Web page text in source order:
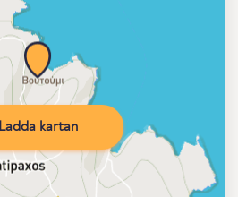
Ladda kartan